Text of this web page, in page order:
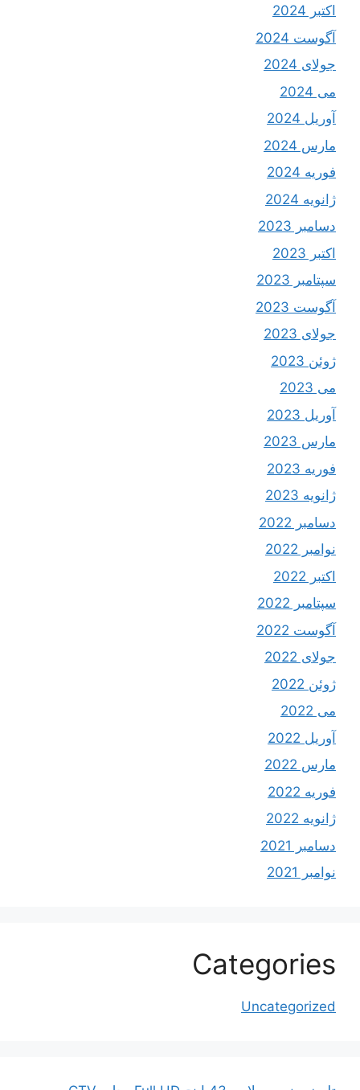
اکتبر 2024
آگوست 2024
جولای 2024
می 2024
آوریل 2024
مارس 2024
فوریه 2024
ژانویه 2024
دسامبر 2023
اکتبر 2023
سپتامبر 2023
آگوست 2023
جولای 2023
ژوئن 2023
می 2023
آوریل 2023
مارس 2023
فوریه 2023
ژانویه 2023
دسامبر 2022
نوامبر 2022
اکتبر 2022
سپتامبر 2022
آگوست 2022
جولای 2022
ژوئن 2022
می 2022
آوریل 2022
مارس 2022
فوریه 2022
ژانویه 2022
دسامبر 2021
نوامبر 2021
Categories
Uncategorized